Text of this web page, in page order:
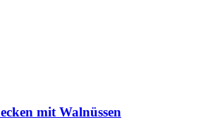
mit Walnüssen